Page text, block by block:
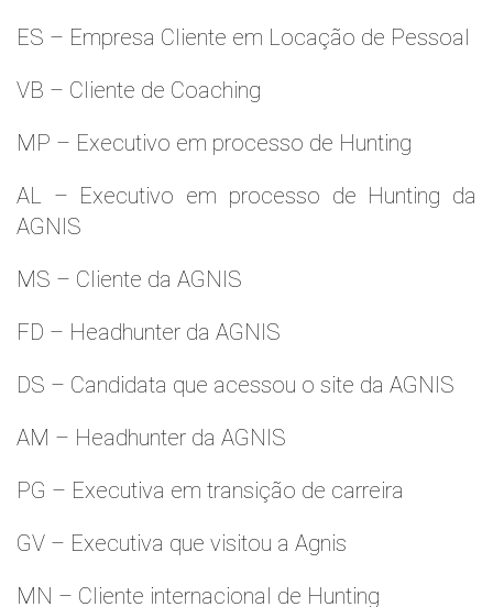
ES – Empresa Cliente em Locação de Pessoal
VB – Cliente de Coaching
MP – Executivo em processo de Hunting
AL – Executivo em processo de Hunting da
AGNIS
MS – Cliente da AGNIS
FD – Headhunter da AGNIS
DS – Candidata que acessou o site da AGNIS
AM – Headhunter da AGNIS
PG – Executiva em transição de carreira
GV – Executiva que visitou a Agnis
MN – Cliente internacional de Hunting